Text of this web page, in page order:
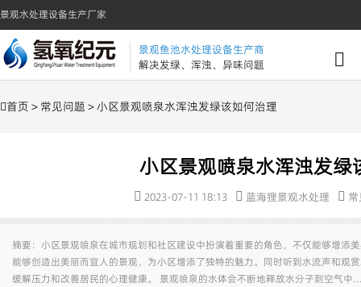
景观水处理设备生产厂家
景观鱼池水处理设备生产商
解决发绿、浑浊、异味问题
首页 > 常见问题 > 小区景观喷泉水浑浊发绿该如何治理
小区景观喷泉水浑浊发绿
2023-07-11 18:13 蓝海狸景观水处理
摘要：小区景观喷泉在城市规划和社区建设中扮演着重要的角色，不仅能够增添
能够创造出美丽而宜人的景观，为小区增添了独特的魅力。同时听到水流声和观
缓解压力和改善居民的心理健康。 景观喷泉的水体会不断地释放水分子到空气